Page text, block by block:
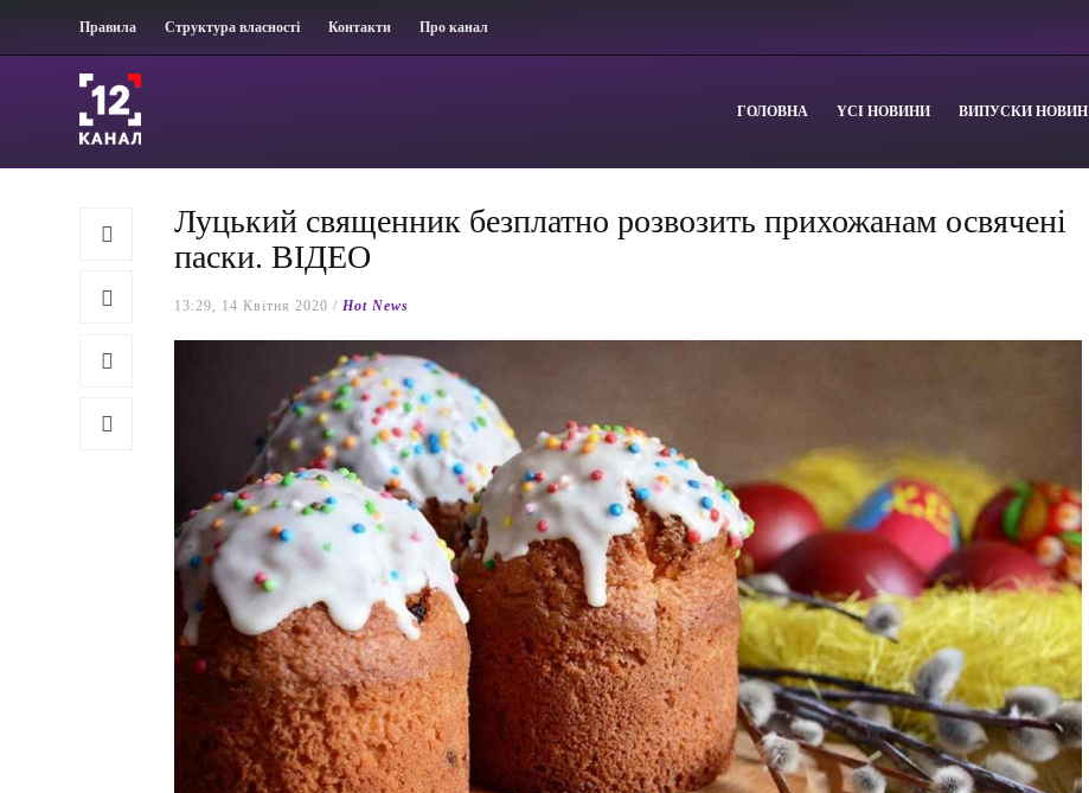
Правила Структура власності Контакти Про канал
ГОЛОВНА YСІ НОВИНИ ВИПУСКИ НОВИН
Луцький священник безплатно розвозить прихожанам освячені
паски. ВІДЕО
13:29, 14 Квітня 2020 /Hot News